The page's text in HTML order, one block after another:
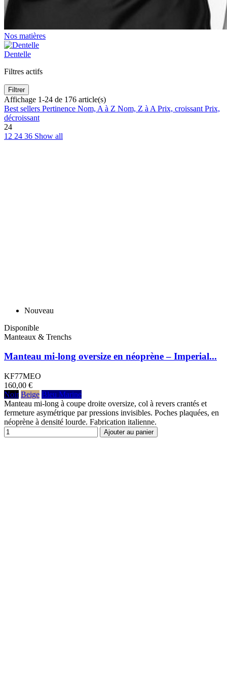
Nos matières
Dentelle
Filtres actifs
Filtrer
Affichage 1-24 de 176 article(s)
Best sellers Pertinence Nom, A à Z Nom, Z à A Prix, croissant Prix,
décroissant
24
12 24 36 Show all
Nouveau
Disponible
Manteaux & Trenchs
Manteau mi-long oversize en néoprène – Imperial...
KF77MEO
160,00 €
Noir Beige Bleu Marine
Manteau mi-long à coupe droite oversize, col à revers crantés et
fermeture asymétrique par pressions invisibles. Poches plaquées, en
néoprène à densité lourde. Fabrication italienne.
Ajouter au panier